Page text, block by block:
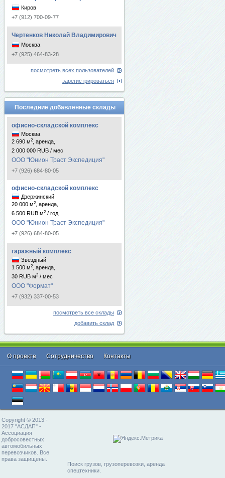
Киров
+7 (912) 700-09-77
Чертенков Николай Владимирович
Москва
+7 (925) 464-83-28
посмотреть всех пользователей
зарегистрироваться
Последние добавленные склады
офисно-складской комплекс
Москва
2 690 м2
, аренда,
2 000 000 RUB / мес
ООО "Юнион Траст Экспедиция"
+7 (926) 684-80-05
офисно-складской комплекс
Дзержинский
20 000 м2
, аренда,
6 500 RUB м2 / год
ООО "Юнион Траст Экспедиция"
+7 (926) 684-80-05
гаражный комплекс
Звездный
1 500 м2
, аренда,
30 RUB м2 / мес
ООО "Формат"
+7 (932) 337-00-53
посмотреть все склады
добавить склад
О проекте Cотрудничество Контакты
Copyright © 2013 -
2017 "АСДАП" -
Ассоциация
добросовестных
автомобильных
перевозчиков. Все
права защищены.
Поиск грузов, грузоперевозки, аренда
спецтехники.